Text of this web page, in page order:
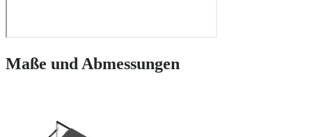
Maße und Abmessungen